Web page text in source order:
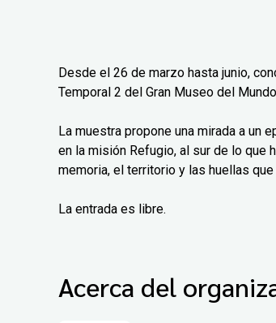
Desde el 26 de marzo hasta junio,
Temporal 2 del Gran Museo del
La muestra propone una mirada a un
en la misión Refugio, al sur de lo que
memoria, el territorio y las huellas
La entrada es libre.
Acerca del